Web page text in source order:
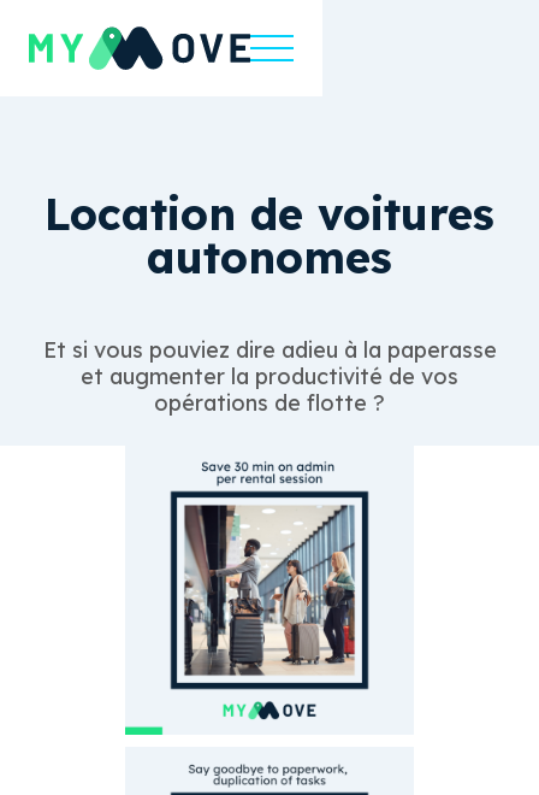
Location de voitures
autonomes
Et si vous pouviez dire adieu à la paperasse
et augmenter la productivité de vos
opérations de flotte ?